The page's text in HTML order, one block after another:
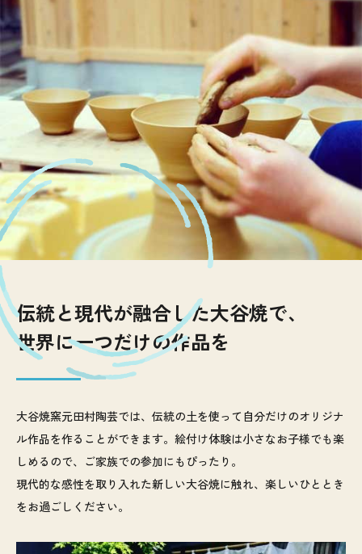
伝統と現代が融合した大谷焼で、
世界に一つだけの作品を
大谷焼窯元田村陶芸では、伝統の土を使って自分だけのオリジナ
ル作品を作ることができます。絵付け体験は小さなお子様でも楽
しめるので、ご家族での参加にもぴったり。
現代的な感性を取り入れた新しい大谷焼に触れ、楽しいひととき
をお過ごしください。